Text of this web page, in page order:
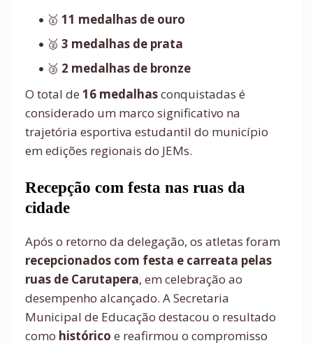
🥇 11 medalhas de ouro
🥈 3 medalhas de prata
🥉 2 medalhas de bronze
O total de 16 medalhasconquistadas é
considerado um marco significativo na
trajetória esportiva estudantil do município
em edições regionais do JEMs.
Recepção com festa nas ruas da
cidade
Após o retorno da delegação, os atletas foram
recepcionados com festa e carreata pelas
ruas de Carutapera, em celebração ao
desempenho alcançado. A Secretaria
Municipal de Educação destacou o resultado
como histórico e reafirmou o compromisso